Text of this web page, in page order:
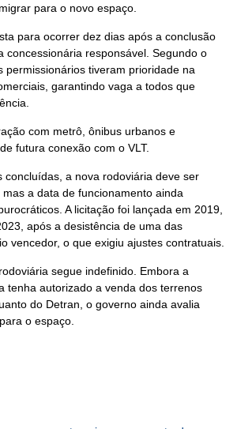
para o novo espaço.
para ocorrer dez dias após a conclusão
concessionária responsável. Segundo o
permissionários tiveram prioridade na
garantindo vaga a todos que
com metrô, ônibus urbanos e
futura conexão com o VLT.
concluídas, a nova rodoviária deve ser
a data de funcionamento ainda
A licitação foi lançada em 2019,
após a desistência de uma das
vencedor, o que exigiu ajustes contratuais.
segue indefinido. Embora a
tenha autorizado a venda dos terrenos
do Detran, o governo ainda avalia
o espaço.